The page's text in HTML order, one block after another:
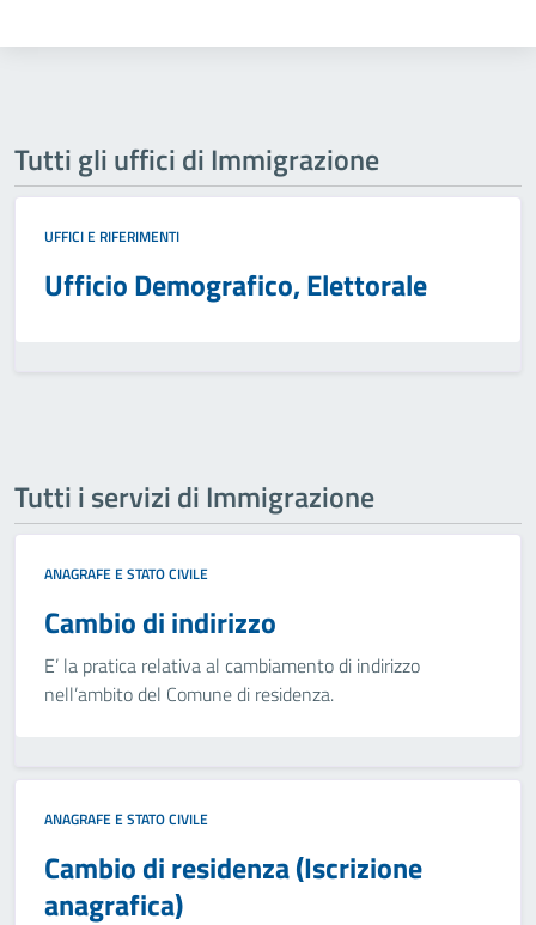
Tutti gli uffici di Immigrazione
UFFICI E RIFERIMENTI
Ufficio Demografico, Elettorale
Tutti i servizi di Immigrazione
ANAGRAFE E STATO CIVILE
Cambio di indirizzo
E’ la pratica relativa al cambiamento di indirizzo
nell’ambito del Comune di residenza.
ANAGRAFE E STATO CIVILE
Cambio di residenza (Iscrizione
anagrafica)